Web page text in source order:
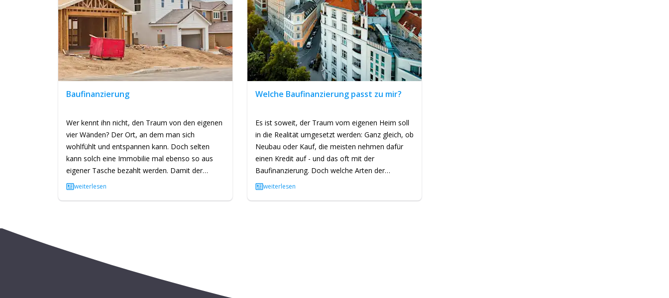
Baufinanzierung
Wer kennt ihn nicht, den Traum von den eigenen
vier Wänden? Der Ort, an dem man sich
wohlfühlt und entspannen kann. Doch selten
kann solch eine Immobilie mal ebenso so aus
eigener Tasche bezahlt werden. Damit der
Traum kein Traum bleibt, gibt es die…
weiterlesen
Welche Baufinanzierung passt zu mir?
Es ist soweit, der Traum vom eigenen Heim soll
in die Realität umgesetzt werden: Ganz gleich, ob
Neubau oder Kauf, die meisten nehmen dafür
einen Kredit auf - und das oft mit der
Baufinanzierung. Doch welche Arten der
Finanzierung gibt es und welche…
weiterlesen